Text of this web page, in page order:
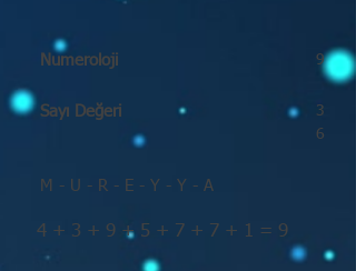
Numeroloji
Sayı Değeri
9
3
6
M - U - R - E - Y - Y - A
4 + 3 + 9 + 5 + 7 + 7 + 1 = 9